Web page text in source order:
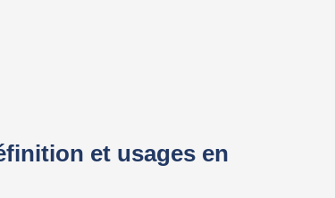
et usages en